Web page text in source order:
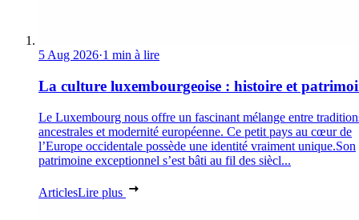
5 Aug 2026·1 min à lire
La culture luxembourgeoise : histoire et
Le Luxembourg nous offre un fascinant mélange entre
ancestrales et modernité européenne. Ce petit pays au cœur de
l’Europe occidentale possède une identité vraiment unique.Son
patrimoine exceptionnel s’est bâti au fil des siècl...
ArticlesLire plus